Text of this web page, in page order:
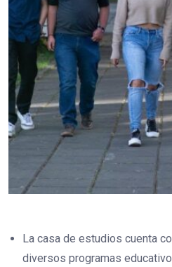
La casa de estudios cuenta
diversos programas